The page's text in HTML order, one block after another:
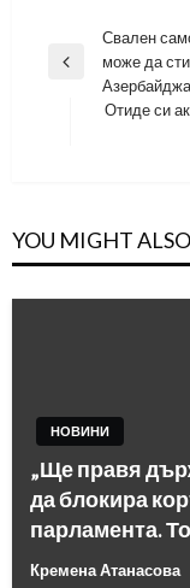
Навигация
Previous
Свален
може да
Отиде си
YOU MIGHT
НОВИНИ
„Ще правя
да блокира
парламента.
Кремена Атанасова